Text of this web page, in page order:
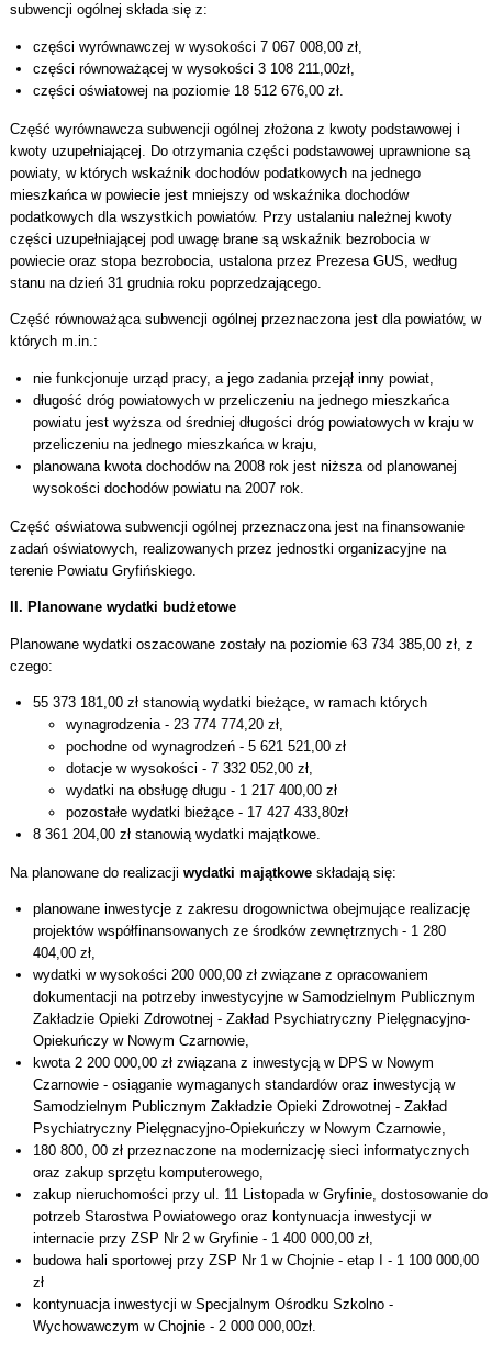
subwencji ogólnej składa się z:
części wyrównawczej w wysokości 7 067 008,00 zł,
części równoważącej w wysokości 3 108 211,00zł,
części oświatowej na poziomie 18 512 676,00 zł.
Część wyrównawcza subwencji ogólnej złożona z kwoty podstawowej i
kwoty uzupełniającej. Do otrzymania części podstawowej uprawnione są
powiaty, w których wskaźnik dochodów podatkowych na jednego
mieszkańca w powiecie jest mniejszy od wskaźnika dochodów
podatkowych dla wszystkich powiatów. Przy ustalaniu należnej kwoty
części uzupełniającej pod uwagę brane są wskaźnik bezrobocia w
powiecie oraz stopa bezrobocia, ustalona przez Prezesa GUS, według
stanu na dzień 31 grudnia roku poprzedzającego.
Część równoważąca subwencji ogólnej przeznaczona jest dla powiatów, w
których m.in.:
nie funkcjonuje urząd pracy, a jego zadania przejął inny powiat,
długość dróg powiatowych w przeliczeniu na jednego mieszkańca
powiatu jest wyższa od średniej długości dróg powiatowych w kraju w
przeliczeniu na jednego mieszkańca w kraju,
planowana kwota dochodów na 2008 rok jest niższa od planowanej
wysokości dochodów powiatu na 2007 rok.
Część oświatowa subwencji ogólnej przeznaczona jest na finansowanie
zadań oświatowych, realizowanych przez jednostki organizacyjne na
terenie Powiatu Gryfińskiego.
II. Planowane wydatki budżetowe
Planowane wydatki oszacowane zostały na poziomie 63 734 385,00 zł, z
czego:
55 373 181,00 zł stanowią wydatki bieżące, w ramach których
wynagrodzenia - 23 774 774,20 zł,
pochodne od wynagrodzeń - 5 621 521,00 zł
dotacje w wysokości - 7 332 052,00 zł,
wydatki na obsługę długu - 1 217 400,00 zł
pozostałe wydatki bieżące - 17 427 433,80zł
8 361 204,00 zł stanowią wydatki majątkowe.
Na planowane do realizacji wydatki majątkoweskładają się:
planowane inwestycje z zakresu drogownictwa obejmujące realizację
projektów współfinansowanych ze środków zewnętrznych - 1 280
404,00 zł,
wydatki w wysokości 200 000,00 zł związane z opracowaniem
dokumentacji na potrzeby inwestycyjne w Samodzielnym Publicznym
Zakładzie Opieki Zdrowotnej - Zakład Psychiatryczny Pielęgnacyjno-
Opiekuńczy w Nowym Czarnowie,
kwota 2 200 000,00 zł związana z inwestycją w DPS w Nowym
Czarnowie - osiąganie wymaganych standardów oraz inwestycją w
Samodzielnym Publicznym Zakładzie Opieki Zdrowotnej - Zakład
Psychiatryczny Pielęgnacyjno-Opiekuńczy w Nowym Czarnowie,
180 800, 00 zł przeznaczone na modernizację sieci informatycznych
oraz zakup sprzętu komputerowego,
zakup nieruchomości przy ul. 11 Listopada w Gryfinie, dostosowanie do
potrzeb Starostwa Powiatowego oraz kontynuacja inwestycji w
internacie przy ZSP Nr 2 w Gryfinie - 1 400 000,00 zł,
budowa hali sportowej przy ZSP Nr 1 w Chojnie - etap I - 1 100 000,00
zł
kontynuacja inwestycji w Specjalnym Ośrodku Szkolno -
Wychowawczym w Chojnie - 2 000 000,00zł.